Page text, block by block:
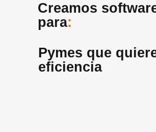
Creamos
para:
Pymes que
eficiencia